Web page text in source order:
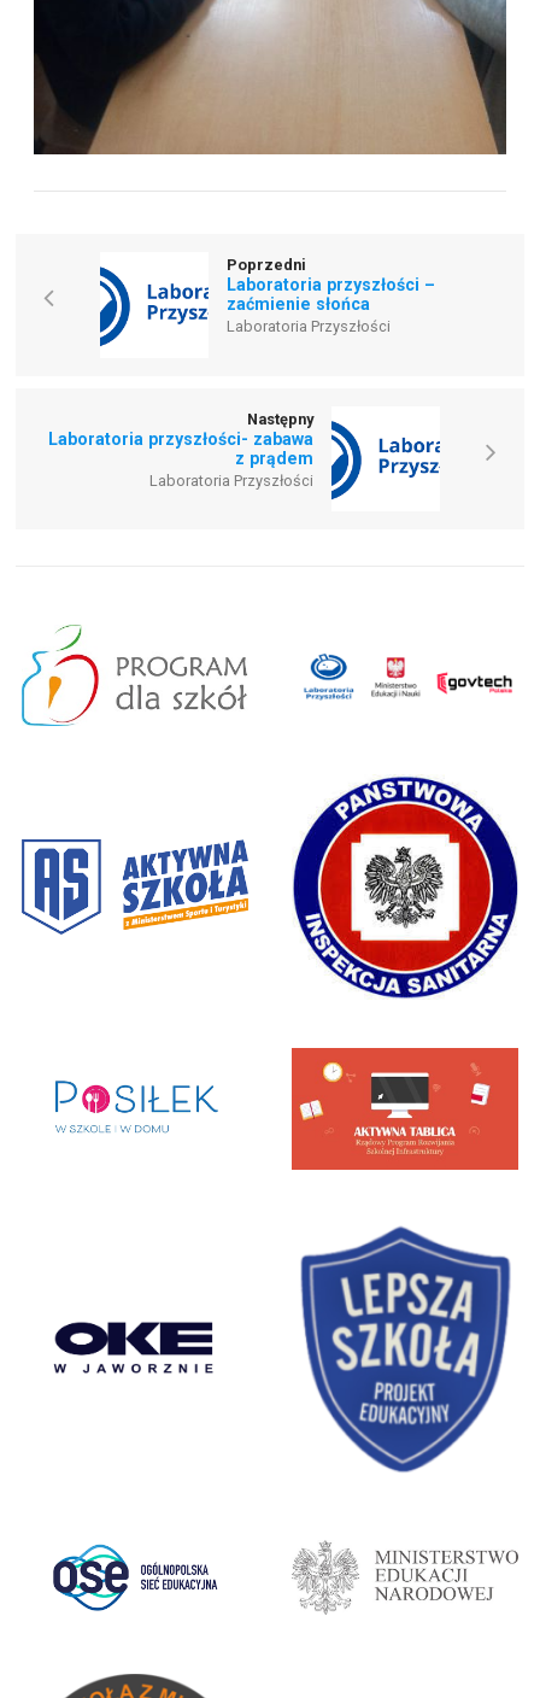
Poprzedni
Laboratoria przyszłości –
zaćmienie słońca
Laboratoria Przyszłości
Następny
Laboratoria przyszłości- zabawa
z prądem
Laboratoria Przyszłości